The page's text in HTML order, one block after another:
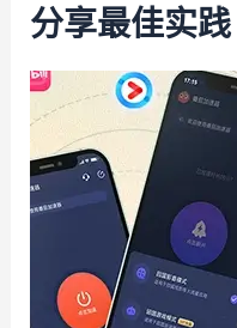
分享最佳实践